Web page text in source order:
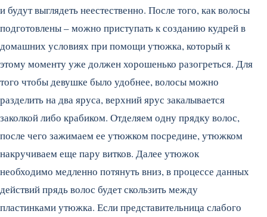
и будут выглядеть неестественно. После того, как волосы
подготовлены – можно приступать к созданию кудрей в
домашних условиях при помощи утюжка, который к
этому моменту уже должен хорошенько разогреться. Для
того чтобы девушке было удобнее, волосы можно
разделить на два яруса, верхний ярус закалывается
заколкой либо крабиком. Отделяем одну прядку волос,
после чего зажимаем ее утюжком посредине, утюжком
накручиваем еще пару витков. Далее утюжок
необходимо медленно потянуть вниз, в процессе данных
действий прядь волос будет скользить между
пластинками утюжка. Если представительница слабого